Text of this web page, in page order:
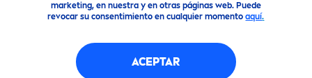
marketing, en nuestra y en otras páginas web. Puede
revocar su consentimiento en cualquier momentoaquí.
ACEPTAR
Piel Normal
Todo tipo de piel